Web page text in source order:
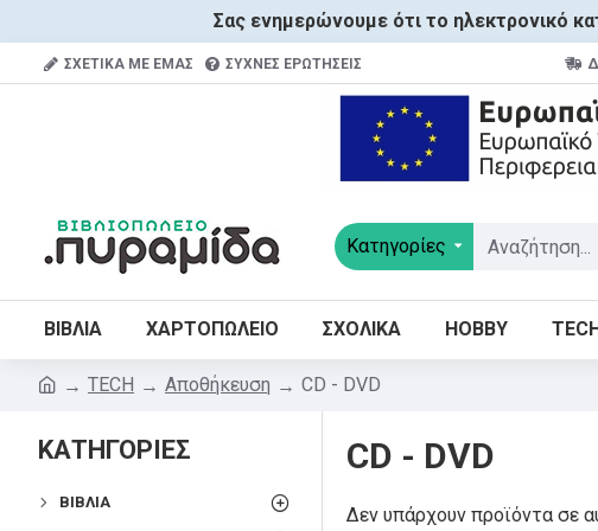
Σας ενημερώνουμε ότι το ηλεκτρονικό
ΣΧΕΤΙΚΑ ΜΕ ΕΜΑΣ ΣΥΧΝΕΣ ΕΡΩΤΗΣΕΙΣ
Κατηγορίες
ΒΙΒΛΙΑ ΧΑΡΤΟΠΩΛΕΙΟ ΣΧΟΛΙΚΑ HOBBY
TECH Αποθήκευση CD - DVD
ΚΑΤΗΓΟΡΙΕΣ
ΒΙΒΛΊΑ
CD - DVD
Δεν υπάρχουν προϊόντα σε